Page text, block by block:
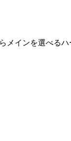
メインを選べる